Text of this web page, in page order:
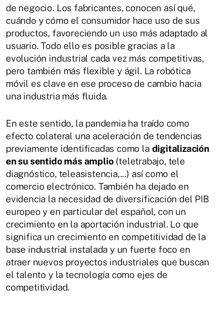
de negocio. Los fabricantes, conocen así qué,
cuándo y cómo el consumidor hace uso de sus
productos, favoreciendo un uso más adaptado al
usuario. Todo ello es posible gracias a la
evolución industrial cada vez más competitivas,
pero también más flexible y ágil. La robótica
móvil es clave en ese proceso de cambio hacia
una industria más fluida.
En este sentido, la pandemia ha traído como
efecto colateral una aceleración de tendencias
previamente identificadas como la digitalización
en su sentido más amplio(teletrabajo, tele
diagnóstico, teleasistencia,...) así como el
comercio electrónico. También ha dejado en
evidencia la necesidad de diversificación del PIB
europeo y en particular del español, con un
crecimiento en la aportación industrial. Lo que
significa un crecimiento en competitividad de la
base industrial instalada y un fuerte foco en
atraer nuevos proyectos industriales que buscan
el talento y la tecnología como ejes de
competitividad.